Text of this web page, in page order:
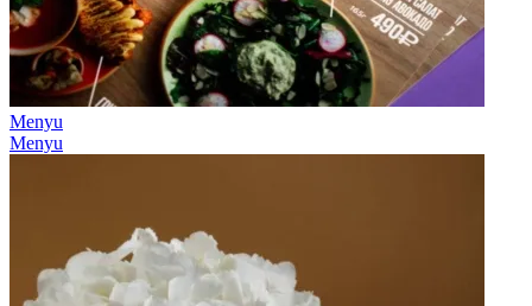
Menyu
Menyu